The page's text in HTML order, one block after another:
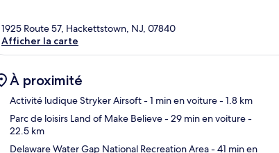
1925 Route 57, Hackettstown, NJ, 07840
Afficher la carte
À proximité
Activité ludique Stryker Airsoft- 1 min en voiture- 1.8 km
Parc de loisirs Land of Make Believe- 29 min en voiture-
22.5 km
Delaware Water Gap National Recreation Area- 41 min en